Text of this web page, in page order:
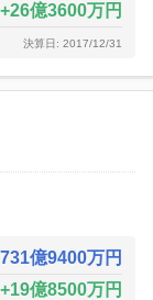
26億3600万円
決算日: 2017/12/31
731億9400万円
19億8500万円